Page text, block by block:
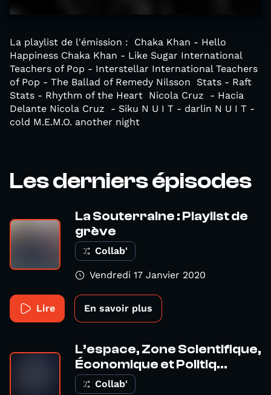
La playlist de l'émission : Chaka Khan - Hello
Happiness Chaka Khan - Like Sugar International
Teachers of Pop - Interstellar International Teachers
of Pop - The Ballad of Remedy Nilsson Stats - Raft
Stats - Rhythm of the Heart Nicola Cruz - Hacia
Delante Nicola Cruz - Siku N U I T - darlin N U I T -
cold M.E.M.O. another night
Les derniers épisodes
La Souterraine : Playlist de
grève
Collab'
Vendredi 17 Janvier 2020
Lire En savoir plus
L’espace, Zone Scientifique,
Économique et Politiq...
Collab'